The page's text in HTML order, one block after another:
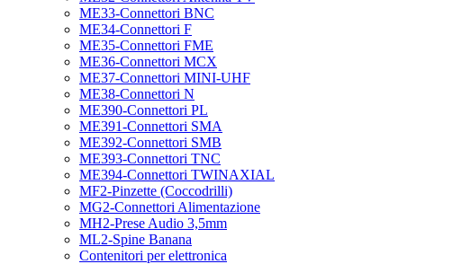
ME33-Connettori BNC
ME34-Connettori F
ME35-Connettori FME
ME36-Connettori MCX
ME37-Connettori MINI-UHF
ME38-Connettori N
ME390-Connettori PL
ME391-Connettori SMA
ME392-Connettori SMB
ME393-Connettori TNC
ME394-Connettori TWINAXIAL
MF2-Pinzette (Coccodrilli)
MG2-Connettori Alimentazione
MH2-Prese Audio 3,5mm
ML2-Spine Banana
Contenitori per elettronica